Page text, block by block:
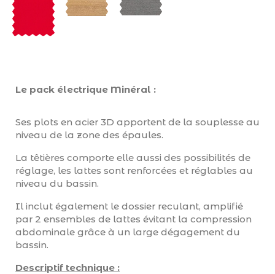
Le pack électrique Minéral :
Ses plots en acier 3D apportent de la souplesse au
niveau de la zone des épaules.
La têtières comporte elle aussi des possibilités de
réglage, les lattes sont renforcées et réglables au
niveau du bassin.
Il inclut également le dossier reculant, amplifié
par 2 ensembles de lattes évitant la compression
abdominale grâce à un large dégagement du
bassin.
Descriptif technique :